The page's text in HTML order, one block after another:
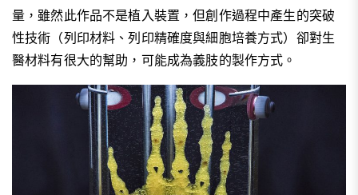
量，雖然此作品不是植入裝置，但創作過程中產生的突破
性技術（列印材料、列印精確度與細胞培養方式）卻對生
醫材料有很大的幫助，可能成為義肢的製作方式。